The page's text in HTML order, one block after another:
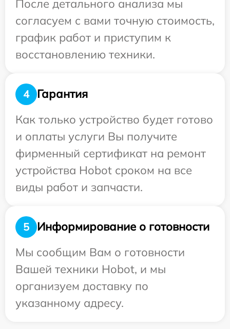
После детального анализа мы
согласуем с вами точную стоимость,
график работ и приступим к
восстановлению техники.
4
Гарантия
Как только устройство будет готово
и оплаты услуги Вы получите
фирменный сертификат на ремонт
устройства Hobot сроком на все
виды работ и запчасти.
5
Информирование о готовности
Мы сообщим Вам о готовности
Вашей техники Hobot, и мы
организуем доставку по
указанному адресу.